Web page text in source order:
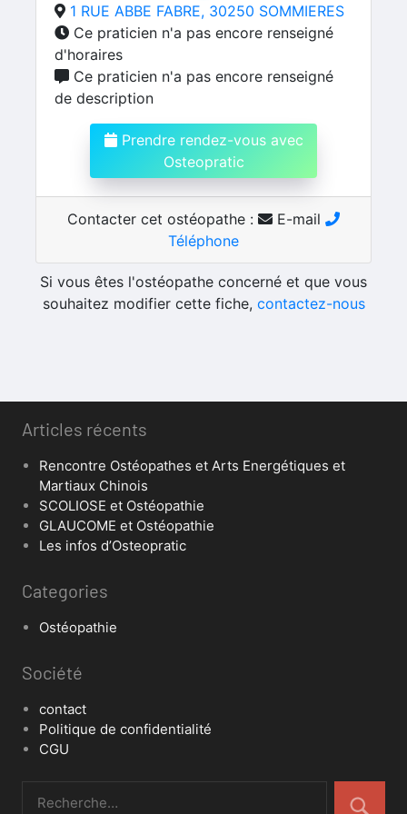
1 RUE ABBE FABRE, 30250 SOMMIERES
Ce praticien n'a pas encore renseigné
d'horaires
Ce praticien n'a pas encore renseigné
de description
Prendre rendez-vous avec
Osteopratic
Contacter cet ostéopathe :
E-mail
Téléphone
Si vous êtes l'ostéopathe concerné et que vous
souhaitez modifier cette fiche, contactez-nous
Articles récents
Rencontre Ostéopathes et Arts Energétiques et
Martiaux Chinois
SCOLIOSE et Ostéopathie
GLAUCOME et Ostéopathie
Les infos d’Osteopratic
Categories
Ostéopathie
Société
contact
Politique de confidentialité
CGU